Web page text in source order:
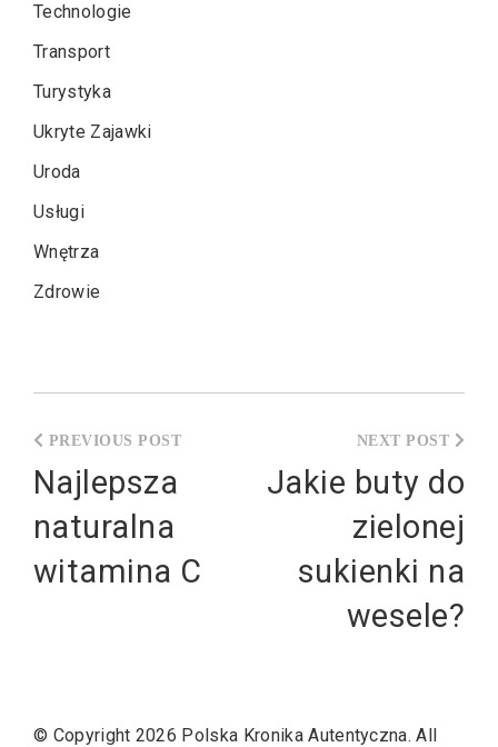
Technologie
Transport
Turystyka
Ukryte Zajawki
Uroda
Usługi
Wnętrza
Zdrowie
wpisu
Najlepsza
naturalna
witamina C
Jakie buty do
zielonej
sukienki na
wesele?
© Copyright 2026 Polska Kronika Autentyczna. All